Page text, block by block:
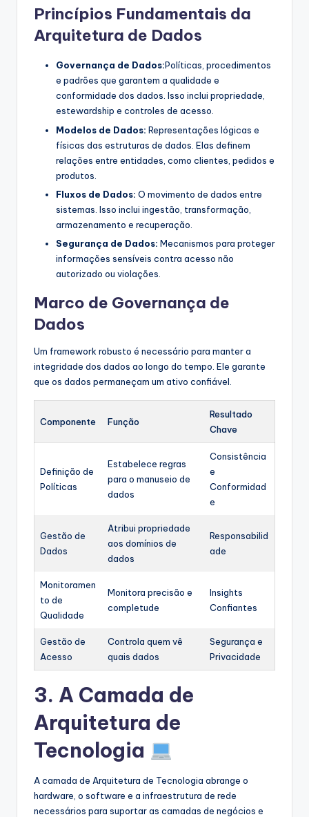
Princípios Fundamentais da
Arquitetura de Dados
Governança de Dados:Políticas, procedimentos
e padrões que garantem a qualidade e
conformidade dos dados. Isso inclui propriedade,
estewardship e controles de acesso.
Modelos de Dados: Representações lógicas e
físicas das estruturas de dados. Elas definem
relações entre entidades, como clientes, pedidos e
produtos.
Fluxos de Dados: O movimento de dados entre
sistemas. Isso inclui ingestão, transformação,
armazenamento e recuperação.
Segurança de Dados: Mecanismos para proteger
informações sensíveis contra acesso não
autorizado ou violações.
Marco de Governança de
Dados
Um framework robusto é necessário para manter a
integridade dos dados ao longo do tempo. Ele garante
que os dados permaneçam um ativo confiável.
Componente Função
Resultado
Chave
Definição de
Políticas
Estabelece regras
para o manuseio de
dados
Consistência
e
Conformidad
e
Gestão de
Dados
Atribui propriedade
aos domínios de
dados
Responsabilid
ade
Monitoramen
to de
Qualidade
Monitora precisão e
completude
Insights
Confiantes
Gestão de
Acesso
Controla quem vê
quais dados
Segurança e
Privacidade
3. A Camada de
Arquitetura de
Tecnologia
A camada de Arquitetura de Tecnologia abrange o
hardware, o software e a infraestrutura de rede
necessários para suportar as camadas de negócios e